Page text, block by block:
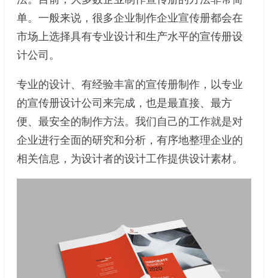
单。一般来说，很多企业制作企业宣传册都会在
市场上选择具有专业设计和生产水平的宣传册设
计公司。
专业的设计、有经验丰富的宣传册制作，以专业
的宣传册设计公司来完成，也是最直接、最方
便、最安全的制作方法。我们自己的工作就是对
企业进行全面的研究和分析，有序地整理企业的
相关信息，为设计者的设计工作提供设计素材。